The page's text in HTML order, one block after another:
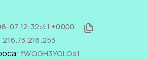
07 12:32:41 +0000
216.73.216.253
fWQGH3YOLOs1